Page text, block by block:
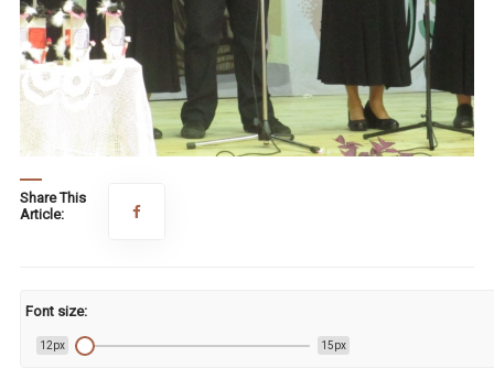
Share This
Article:
Font size:
12px 15px